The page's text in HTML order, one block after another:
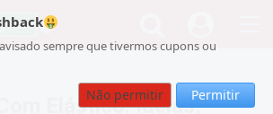
sempre que tivermos cupons ou
Não permitir Permitir
Elástico: Ideias,